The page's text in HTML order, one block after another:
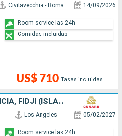
Civitavecchia - Roma 14/09/2026
US$ 710 Tasas incluidas
Room service las 24h
Comidas incluidas
ESTADOS UNIDOS, FRANCIA, FIDJI (ISLAS), NUEVA CALEDONIA, AUSTRALIA
Los Angeles 05/02/2027
Room service las 24h